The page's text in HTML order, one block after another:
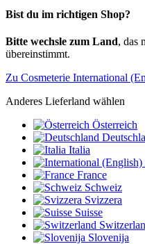
Bist du im richtigen Shop?
Bitte wechsle zum Land, das
übereinstimmt.
Zu Cosmeterie International
Anderes Lieferland wählen
Österreich
Italia
France
Schweiz
Svizzera
Suisse
Slovenija